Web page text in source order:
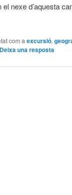
nexe d’aquesta
com a excursió,
Deixa una resposta